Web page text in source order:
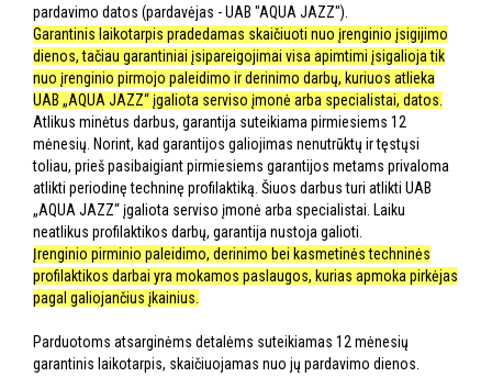
pardavimo datos (pardavėjas - UAB "AQUA JAZZ").
Garantinis laikotarpis pradedamas skaičiuoti nuo įrenginio įsigijimo
dienos, tačiau garantiniai įsipareigojimai visa apimtimi įsigalioja tik
nuo įrenginio pirmojo paleidimo ir derinimo darbų, kuriuos atlieka
UAB „AQUA JAZZ“ įgaliota serviso įmonė arba specialistai, datos.
Atlikus minėtus darbus, garantija suteikiama pirmiesiems 12
mėnesių. Norint, kad garantijos galiojimas nenutrūktų ir tęstųsi
toliau, prieš pasibaigiant pirmiesiems garantijos metams privaloma
atlikti periodinę techninę profilaktiką. Šiuos darbus turi atlikti UAB
„AQUA JAZZ“ įgaliota serviso įmonė arba specialistai. Laiku
neatlikus profilaktikos darbų, garantija nustoja galioti.
Įrenginio pirminio paleidimo, derinimo bei kasmetinės techninės
profilaktikos darbai yra mokamos paslaugos, kurias apmoka pirkėjas
pagal galiojančius įkainius.
Parduotoms atsarginėms detalėms suteikiamas 12 mėnesių
garantinis laikotarpis, skaičiuojamas nuo jų pardavimo dienos.